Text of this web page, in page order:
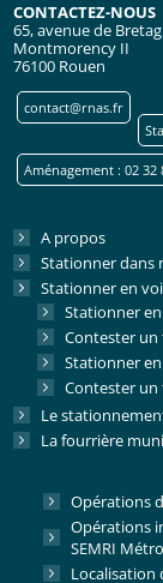
CONTACTEZ-NOUS
65, avenue de
Montmorency II
76100 Rouen
contact@rnas.fr
Aménagement : 02 32
A propos
Stationner dans
Stationner en
Stationner
Contester
Stationner
Contester
Le
La fourrière
Opérations
Opérations
SEMRI
Localisation